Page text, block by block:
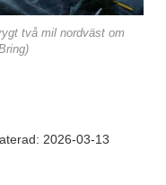
två mil nordväst om
2026-03-13